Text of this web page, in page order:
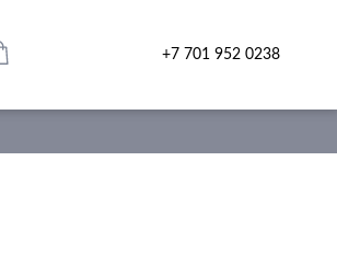
+7 701 952 0238